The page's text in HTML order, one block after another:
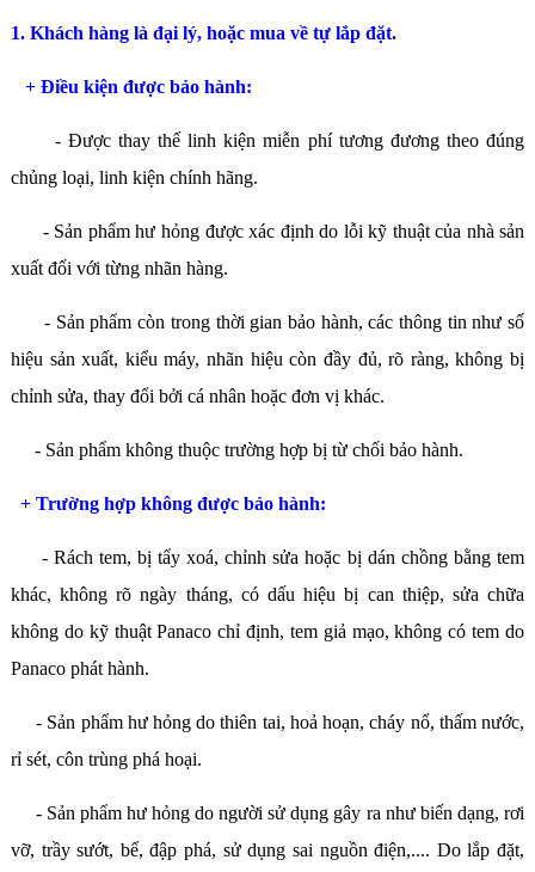
1. Khách hàng là đại lý, hoặc mua về tự lắp đặt.
+ Điều kiện được bảo hành:
- Được thay thế linh kiện miễn phí tương đương theo đúng
chủng loại, linh kiện chính hãng.
- Sản phẩm hư hỏng được xác định do lỗi kỹ thuật của nhà sản
xuất đối với từng nhãn hàng.
- Sản phẩm còn trong thời gian bảo hành, các thông tin như số
hiệu sản xuất, kiểu máy, nhãn hiệu còn đầy đủ, rõ ràng, không bị
chỉnh sửa, thay đổi bởi cá nhân hoặc đơn vị khác.
- Sản phẩm không thuộc trường hợp bị từ chối bảo hành.
+ Trường hợp không được bảo hành:
- Rách tem, bị tẩy xoá, chỉnh sửa hoặc bị dán chồng bằng tem
khác, không rõ ngày tháng, có dấu hiệu bị can thiệp, sửa chữa
không do kỹ thuật Panaco chỉ định, tem giả mạo, không có tem do
Panaco phát hành.
- Sản phẩm hư hỏng do thiên tai, hoả hoạn, cháy nổ, thấm nước,
rỉ sét, côn trùng phá hoại.
- Sản phẩm hư hỏng do người sử dụng gây ra như biến dạng, rơi
vỡ, trầy sướt, bể, đập phá, sử dụng sai nguồn điện,.... Do lắp đặt,